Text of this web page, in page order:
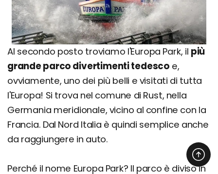
Al secondo posto troviamo l'Europa Park, il più
grande parco divertimenti tedesco e,
ovviamente, uno dei più belli e visitati di tutta
l'Europa! Si trova nel comune di Rust, nella
Germania meridionale, vicino al confine con la
Francia. Dal Nord Italia è quindi semplice anche
da raggiungere in auto.
Perché il nome Europa Park? Il parco è diviso in